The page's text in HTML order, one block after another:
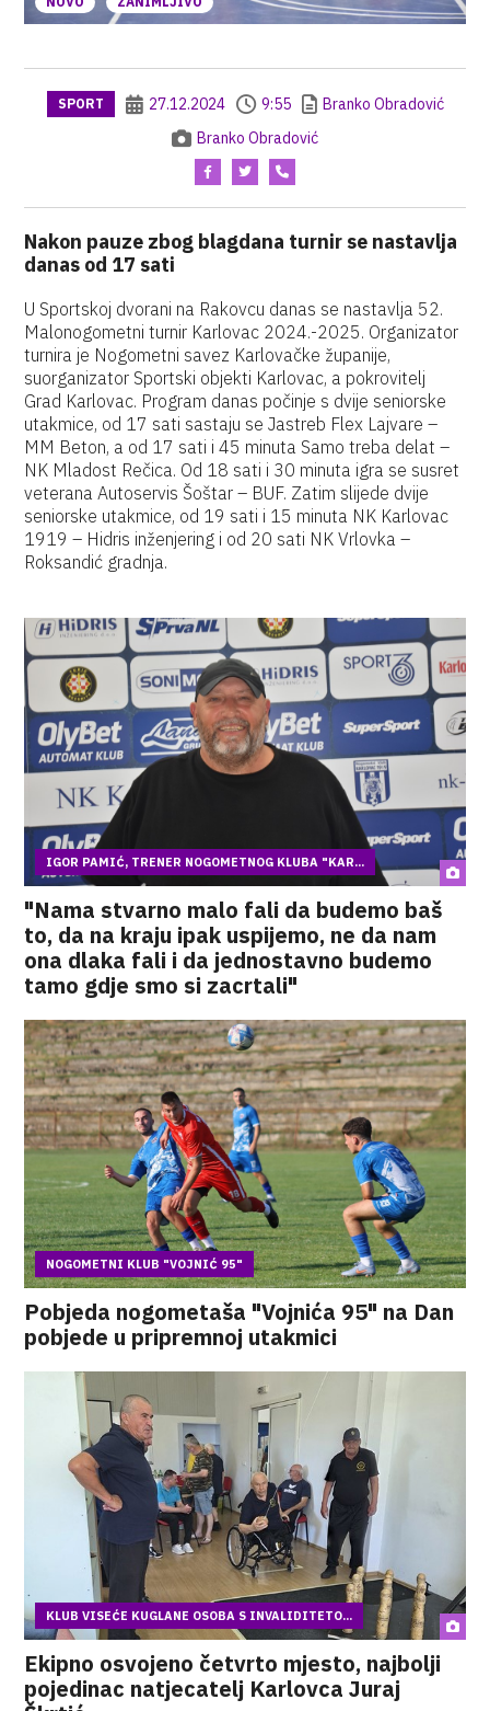
SPORT 27.12.2024 9:55
Branko Obradović
Branko Obradović
Nakon pauze zbog blagdana turnir se nastavlja
danas od 17 sati
U Sportskoj dvorani na Rakovcu danas se nastavlja 52.
Malonogometni turnir Karlovac 2024.-2025. Organizator
turnira je Nogometni savez Karlovačke županije,
suorganizator Sportski objekti Karlovac, a pokrovitelj
Grad Karlovac. Program danas počinje s dvije seniorske
utakmice, od 17 sati sastaju se Jastreb Flex Lajvare –
MM Beton, a od 17 sati i 45 minuta Samo treba delat –
NK Mladost Rečica. Od 18 sati i 30 minuta igra se susret
veterana Autoservis Šoštar – BUF. Zatim slijede dvije
seniorske utakmice, od 19 sati i 15 minuta NK Karlovac
1919 – Hidris inženjering i od 20 sati NK Vrlovka –
Roksandić gradnja.
IGOR PAMIĆ, TRENER NOGOMETNOG KLUBA "KAR...
"Nama stvarno malo fali da budemo baš
to, da na kraju ipak uspijemo, ne da nam
ona dlaka fali i da jednostavno budemo
tamo gdje smo si zacrtali"
NOGOMETNI KLUB "VOJNIĆ 95"
Pobjeda nogometaša "Vojnića 95" na Dan
pobjede u pripremnoj utakmici
KLUB VISEĆE KUGLANE OSOBA S INVALIDITETO...
Ekipno osvojeno četvrto mjesto, najbolji
pojedinac natjecatelj Karlovca Juraj